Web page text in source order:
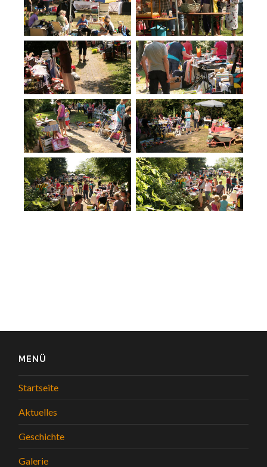
MENÜ
Startseite
Aktuelles
Geschichte
Galerie